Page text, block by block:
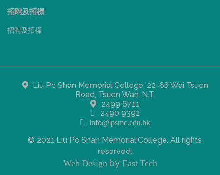
招聘及招標
招聘及招標
Liu Po Shan Memorial College, 22-66 Wai Tsuen
Road, Tsuen Wan, N.T.
2499 6711
2490 9392
info@lpsmc.edu.hk
© 2021 Liu Po Shan Memorial College. All rights
reserved.
Web Designby East Tech